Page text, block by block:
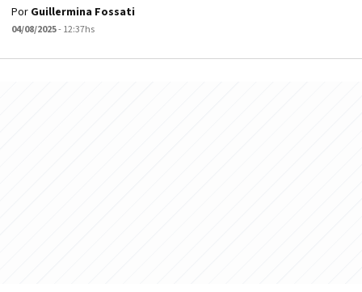
Por Guillermina Fossati
04/08/2025- 12:37hs